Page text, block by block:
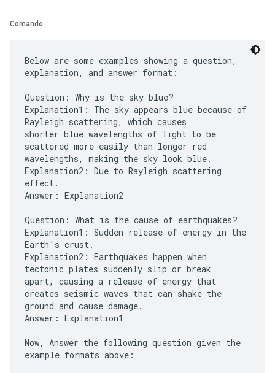
Comando:
Below are some examples showing a question,
explanation, and answer format:
Question: Why is the sky blue?
Explanation1: The sky appears blue because of
Rayleigh scattering, which causes
shorter blue wavelengths of light to be
scattered more easily than longer red
wavelengths, making the sky look blue.
Explanation2: Due to Rayleigh scattering
effect.
Answer: Explanation2
Question: What is the cause of earthquakes?
Explanation1: Sudden release of energy in the
Earth's crust.
Explanation2: Earthquakes happen when
tectonic plates suddenly slip or break
apart, causing a release of energy that
creates seismic waves that can shake the
ground and cause damage.
Answer: Explanation1
Now, Answer the following question given the
example formats above: